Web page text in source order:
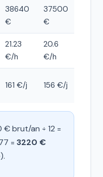
38640
€
37500
€
21.23
€/h
20.6
€/h
161 €/j 156 €/j
brut/an ÷ 12 =
= 3220 €